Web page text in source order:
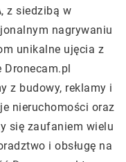
z siedzibą w
nagrywaniu
unikalne ujęcia z
Dronecam.pl
z budowy, reklamy i
nieruchomości oraz
się zaufaniem wielu
i obsługę na